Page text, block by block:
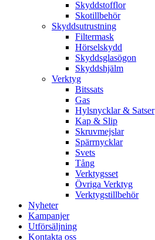
Skyddstofflor
Skotillbehör
Skyddsutrustning
Filtermask
Hörselskydd
Skyddsglasögon
Skyddshjälm
Verktyg
Bitssats
Gas
Hylsnycklar & Satser
Kap & Slip
Skruvmejslar
Spärrnycklar
Svets
Tång
Verktygsset
Övriga Verktyg
Verktygstillbehör
Nyheter
Kampanjer
Utförsäljning
Kontakta oss